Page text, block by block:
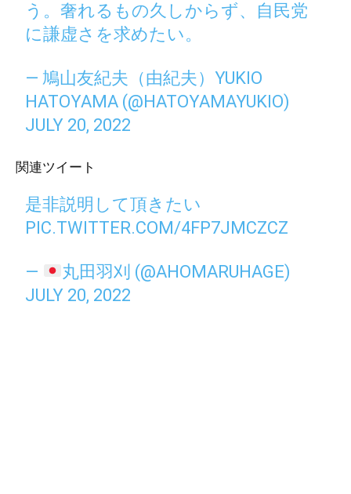
う。奢れるもの久しからず、自民党
に謙虚さを求めたい。
— 鳩山友紀夫（由紀夫）YUKIO
HATOYAMA (@HATOYAMAYUKIO)
JULY 20, 2022
関連ツイート
是非説明して頂きたい
PIC.TWITTER.COM/4FP7JMCZCZ
—
丸田羽刈 (@AHOMARUHAGE)
JULY 20, 2022